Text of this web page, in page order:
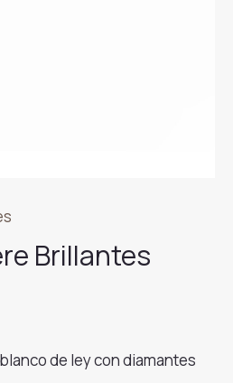
Brillantes
de ley con diamantes